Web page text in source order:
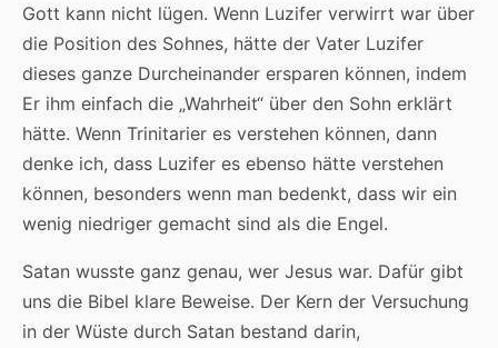
Gott kann nicht lügen. Wenn Luzifer verwirrt war über
die Position des Sohnes, hätte der Vater Luzifer
dieses ganze Durcheinander ersparen können, indem
Er ihm einfach die „Wahrheit“ über den Sohn erklärt
hätte. Wenn Trinitarier es verstehen können, dann
denke ich, dass Luzifer es ebenso hätte verstehen
können, besonders wenn man bedenkt, dass wir ein
wenig niedriger gemacht sind als die Engel.
Satan wusste ganz genau, wer Jesus war. Dafür gibt
uns die Bibel klare Beweise. Der Kern der Versuchung
in der Wüste durch Satan bestand darin,